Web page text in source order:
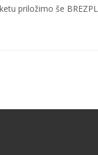
priložimo še